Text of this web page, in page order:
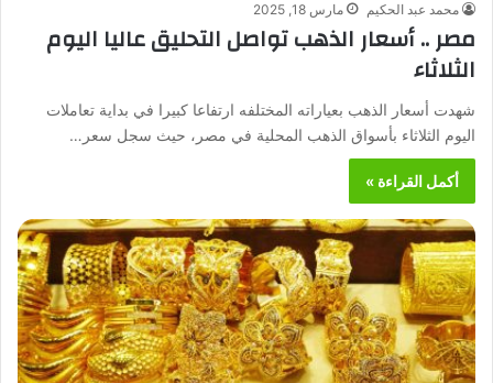
محمد عبد الحكيم مارس 18, 2025
مصر .. أسعار الذهب تواصل التحليق عاليا اليوم
الثلاثاء
شهدت أسعار الذهب بعياراته المختلفه ارتفاعا كبيرا في بداية تعاملات
اليوم الثلاثاء بأسواق الذهب المحلية في مصر، حيث سجل سعر…
أكمل القراءة »